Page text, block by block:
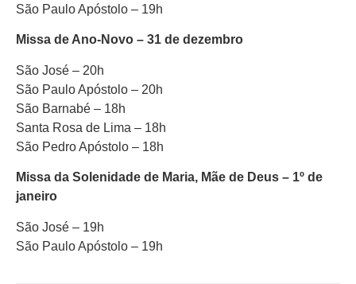
São Paulo Apóstolo – 19h
Missa de Ano-Novo – 31 de dezembro
São José – 20h
São Paulo Apóstolo – 20h
São Barnabé – 18h
Santa Rosa de Lima – 18h
São Pedro Apóstolo – 18h
Missa da Solenidade de Maria, Mãe de Deus – 1º de
janeiro
São José – 19h
São Paulo Apóstolo – 19h